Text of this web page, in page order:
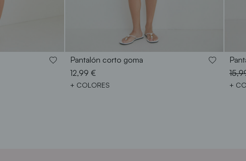
Pantalón corto goma
12,99 €
+ COLORES
SMLXL XXL
+